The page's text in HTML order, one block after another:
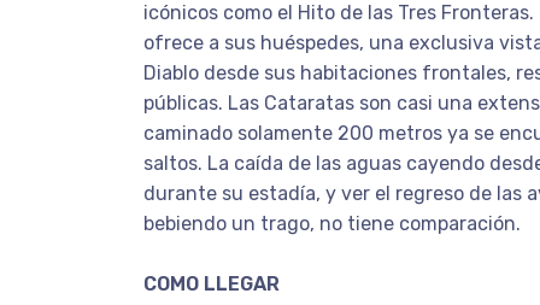
icónicos como el Hito de las Tres
ofrece a sus huéspedes, una exclusiva
Diablo desde sus habitaciones frontales,
públicas. Las Cataratas son casi una
caminado solamente 200 metros ya se
saltos. La caída de las aguas cayendo
durante su estadía, y ver el regreso de las
bebiendo un trago, no tiene comparación.
COMO LLEGAR